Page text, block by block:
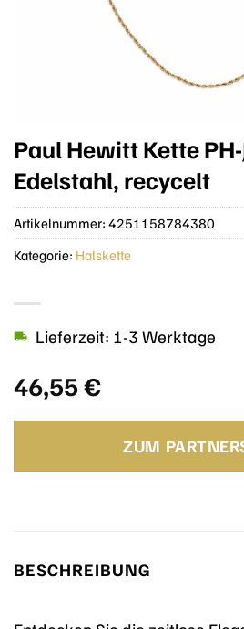
Paul Hewitt Kette
Edelstahl, recycelt
46,55€
Lieferzeit: 1-3 Werktage
ZUM
Artikelnummer: 4251158784380
Kategorie: Halskette
BESCHREIBUNG